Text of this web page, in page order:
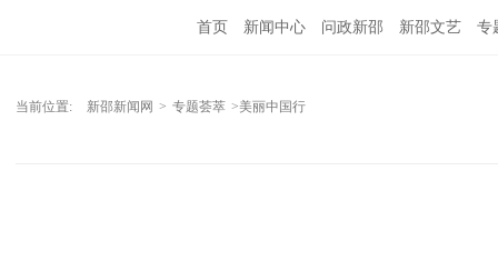
首页 新闻中心 问政新邵 新邵文艺 专
当前位置: 新邵新闻网 > 专题荟萃 >美丽中国行